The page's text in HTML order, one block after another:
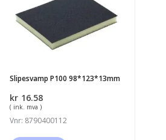
98*123*13mm
Slipesvamp P100 98*123*13mm
kr 16.58
( ink. mva )
Vnr: 8790400112